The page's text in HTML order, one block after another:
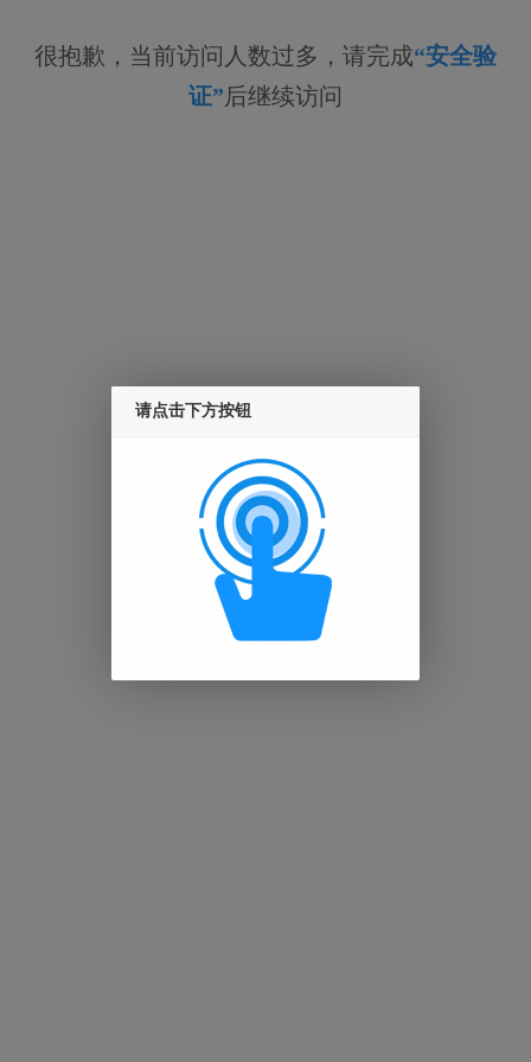
很抱歉，当前访问人数过多，请完成“安全验
证”后继续访问
请点击下方按钮